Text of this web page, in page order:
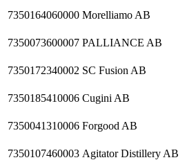
7350164060000 Morelliamo AB
7350073600007 PALLIANCE AB
7350172340002 SC Fusion AB
7350185410006 Cugini AB
7350041310006 Forgood AB
7350107460003 Agitator Distillery AB